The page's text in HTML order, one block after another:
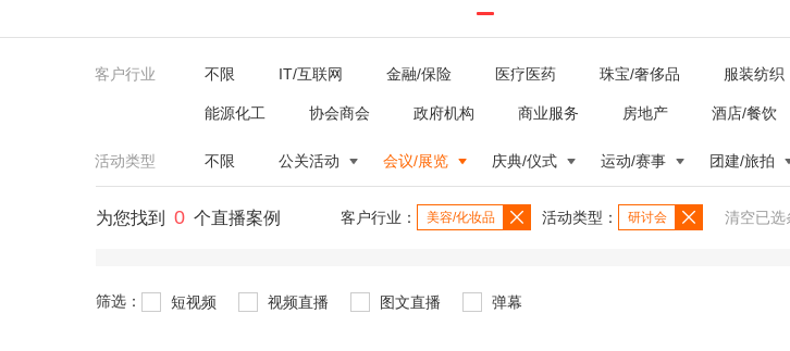
客户行业 不限 IT/互联网 金融/保险 医疗医药 珠宝/奢侈品 服装纺织
能源化工 协会商会 政府机构 商业服务 房地产 酒店/餐饮
活动类型 不限 公关活动 会议/展览 庆典/仪式 运动/赛事 团建/旅拍
为您找到 0 个直播案例 客户行业： 美容/化妆品 活动类型： 研讨会 清空已选
筛选： 短视频 视频直播 图文直播 弹幕